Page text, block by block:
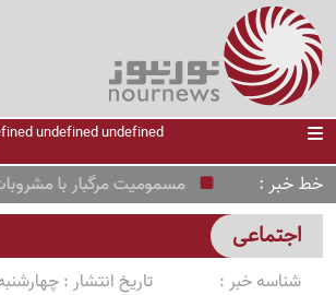
خط خبر مسمومیت مرگبار با مشروبات
اجتماعی
شناسه خبر :
تاریخ انتشار :